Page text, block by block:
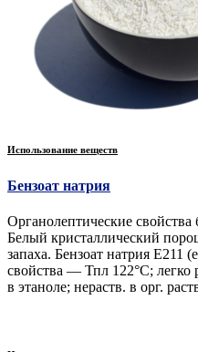
Использование веществ
Бензоат натрия
Органолептические
Белый кристаллический
запаха. Бензоат натрия Е211
свойства — Тпл 122°С; легко
в этаноле; нераств. в орг.